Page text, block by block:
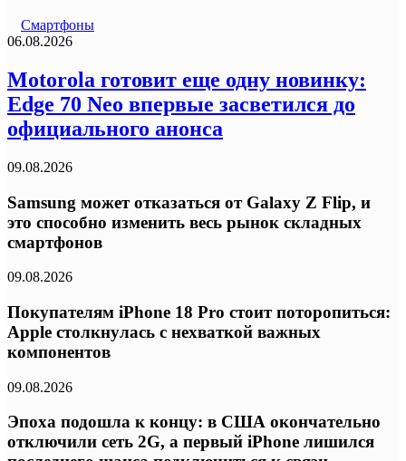
Смартфоны
06.08.2026
Motorola готовит еще одну новинку:
Edge 70 Neo впервые засветился до
официального анонса
09.08.2026
Samsung может отказаться от Galaxy Z Flip, и
это способно изменить весь рынок складных
смартфонов
09.08.2026
Покупателям iPhone 18 Pro стоит поторопиться:
Apple столкнулась с нехваткой важных
компонентов
09.08.2026
Эпоха подошла к концу: в США окончательно
отключили сеть 2G, а первый iPhone лишился